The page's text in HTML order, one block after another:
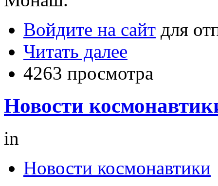
Войдите на сайт для
Читать далее
4263 просмотра
Новости
in
Новости космонавтики